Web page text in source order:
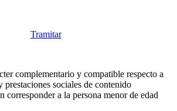
Tramitar
complementario y compatible respecto a
prestaciones sociales de contenido
corresponder a la persona menor de edad